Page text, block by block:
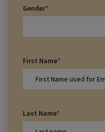
Gender*
First Name*
Last Name*